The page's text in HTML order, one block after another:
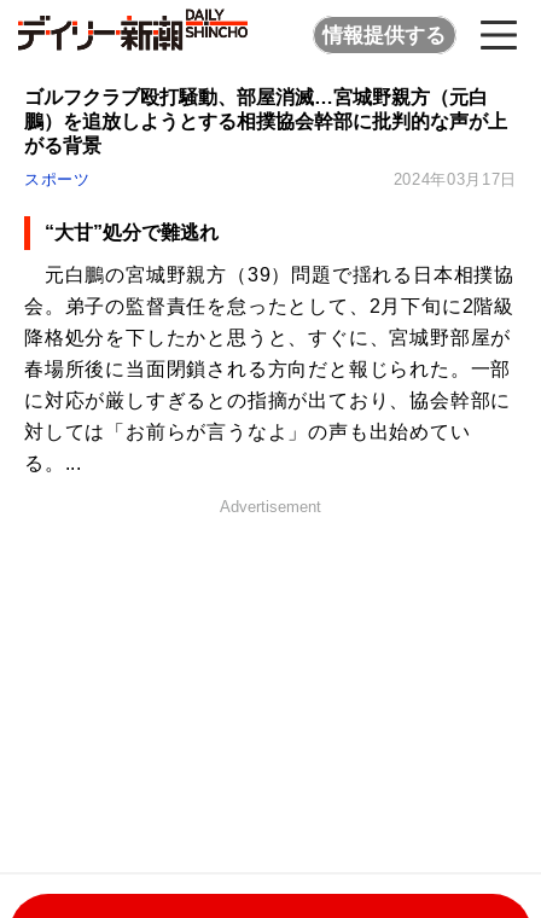
情報提供する
ゴルフクラブ殴打騒動、部屋消滅…宮城野親方（元白
鵬）を追放しようとする相撲協会幹部に批判的な声が上
がる背景
スポーツ 2024年03月17日
“大甘”処分で難逃れ
元白鵬の宮城野親方（39）問題で揺れる日本相撲協
会。弟子の監督責任を怠ったとして、2月下旬に2階級
降格処分を下したかと思うと、すぐに、宮城野部屋が
春場所後に当面閉鎖される方向だと報じられた。一部
に対応が厳しすぎるとの指摘が出ており、協会幹部に
対しては「お前らが言うなよ」の声も出始めてい
る。...
Advertisement